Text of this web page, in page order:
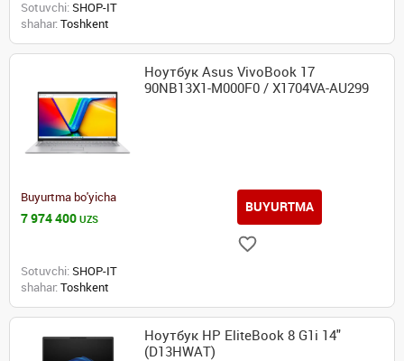
Sotuvchi: SHOP-IT
shahar: Toshkent
Ноутбук Asus VivoBook 17
90NB13X1-M000F0 / X1704VA-AU299
Buyurtma bo'yicha
7 974 400 UZS
BUYURTMA
Sotuvchi: SHOP-IT
shahar: Toshkent
Ноутбук HP EliteBook 8 G1i 14"
(D13HWAT)